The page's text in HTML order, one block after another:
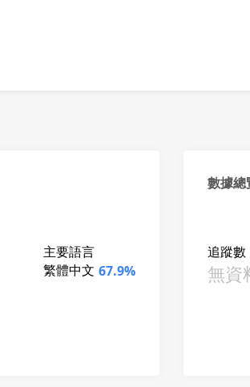
主要語言
繁體中文 67.9%
數據總
追蹤數
無資